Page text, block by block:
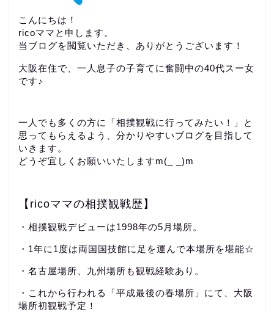
こんにちは！
ricoママと申します。
当ブログを閲覧いただき、ありがとうございます！
大阪在住で、一人息子の子育てに奮闘中の40代スー女
です♪
一人でも多くの方に「相撲観戦に行ってみたい！」と
思ってもらえるよう、分かりやすいブログを目指して
いきます。
どうぞ宜しくお願いいたしますm(_ _)m
【ricoママの相撲観戦歴】
・相撲観戦デビューは1998年の5月場所。
・1年に1度は両国国技館に足を運んで本場所を堪能☆
・名古屋場所、九州場所も観戦経験あり。
・これから行われる「平成最後の春場所」にて、大阪
場所初観戦予定！